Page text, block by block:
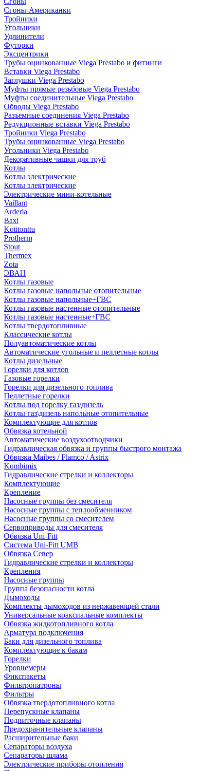
Сгоны-Американки
Тройники
Угольники
Удлинители
Футорки
Эксцентрики
Трубы оцинкованные Viega Prestabo и фитинги
Вставки Viega Prestabo
Заглушки Viega Prestabo
Муфты прямые резьбовые Viega Prestabo
Муфты соединительные Viega Prestabo
Обводы Viega Prestabo
Разъемные соединения Viega Prestabo
Редукционные вставки Viega Prestabo
Тройники Viega Prestabo
Трубы оцинкованные Viega Prestabo
Угольники Viega Prestabo
Декоративные чашки для труб
Котлы
Котлы электрические
Котлы электрические
Электрические мини-котельные
Vaillant
Arderia
Baxi
Kotitonttu
Protherm
Stout
Thermex
Zota
ЭВАН
Котлы газовые
Котлы газовые напольные отопительные
Котлы газовые напольные+ГВС
Котлы газовые настенные отопительные
Котлы газовые настенные+ГВС
Котлы твердотопливные
Классические котлы
Полуавтоматические котлы
Автоматические угольные и пеллетные котлы
Котлы дизельные
Горелки для котлов
Газовые горелки
Горелки для дизельного топлива
Пеллетные горелки
Котлы под горелку газ/дизель
Котлы газ\дизель напольные отопительные
Комплектующие для котлов
Обвязка котельной
Автоматические воздухоотводчики
Гидравлическая обвязка и группы быстрого монтажа
Обвязка Maibes / Flamco / Astrix
Kombimix
Гидравлические стрелки и коллекторы
Комплектующие
Крепление
Насосные группы без смесителя
Насосные группы с теплообменником
Насосные группы со смесителем
Сервоприводы для смесителя
Обвязка Uni-Fitt
Система Uni-Fitt UMB
Обвязка Север
Гидравлические стрелки и коллекторы
Крепления
Насосные группы
Группа безопасности котла
Дымоходы
Комплекты дымоходов из нержавеющей стали
Универсальные коаксиальные комплекты
Обвязка жидкотопливного котла
Арматура подключения
Баки для дизельного топлива
Комплектующие к бакам
Горелки
Уровнемеры
Фикспакеты
Фильтропатроны
Фильтры
Обвязка твердотопливного котла
Перепускные клапаны
Подпиточные клапаны
Предохранительные клапаны
Расширительные баки
Сепараторы воздуха
Сепараторы шлама
Электрические приборы отопления